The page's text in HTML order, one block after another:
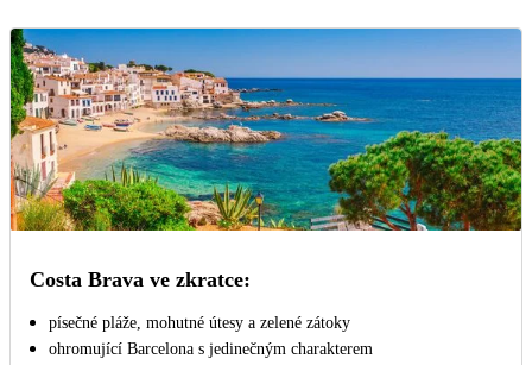
Costa Brava ve zkratce:
písečné pláže, mohutné útesy a zelené zátoky
ohromující Barcelona s jedinečným charakterem